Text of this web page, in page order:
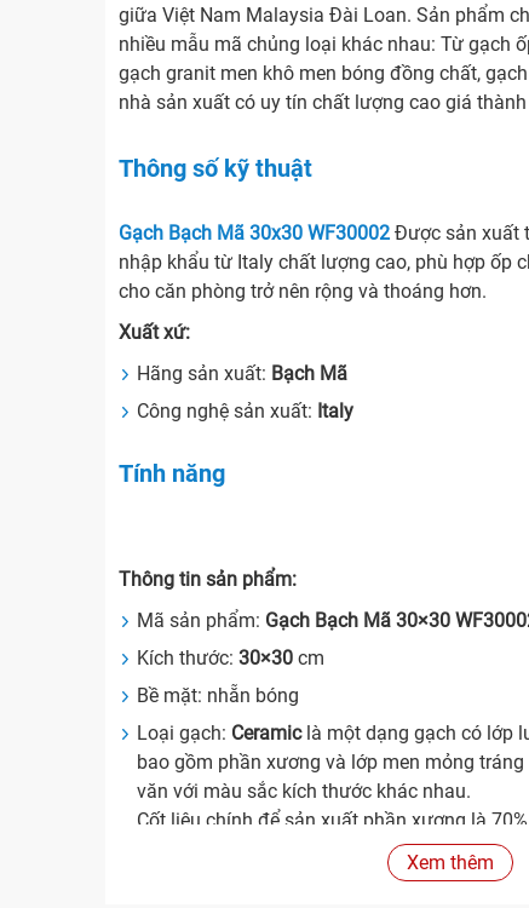
giữa Việt Nam Malaysia Đài Loan. Sản phẩm
nhiều mẫu mã chủng loại khác nhau: Từ gạch
gạch granit men khô men bóng đồng chất,
nhà sản xuất có uy tín chất lượng cao giá
Thông số kỹ thuật
Gạch Bạch Mã 30x30 WF30002Được sản xuất
nhập khẩu từ Italy chất lượng cao, phù hợp ốp
cho căn phòng trở nên rộng và thoáng hơn.
Xuất xứ:
Hãng sản xuất: Bạch Mã
Công nghệ sản xuất: Italy
Tính năng
Thông tin sản phẩm:
Mã sản phẩm: Gạch Bạch Mã 30×30
Kích thước: 30×30 cm
Bề mặt: nhẵn bóng
Loại gạch: Ceramiclà một dạng gạch có lớp
bao gồm phần xương và lớp men mỏng
văn với màu sắc kích thước khác nhau.
Cốt liệu chính để sản xuất phần xương là
Gạch Ceramic được sản xuất theo quy trình
Xem thêm